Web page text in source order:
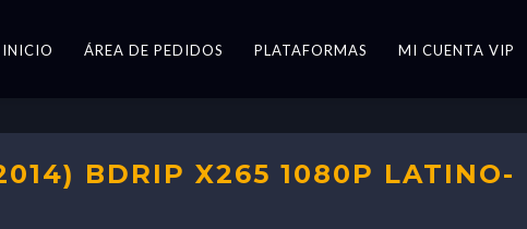
INICIO ÁREA DE PEDIDOS PLATAFORMAS MI CUENTA VIP
BDRIP X265 1080P LATINO-